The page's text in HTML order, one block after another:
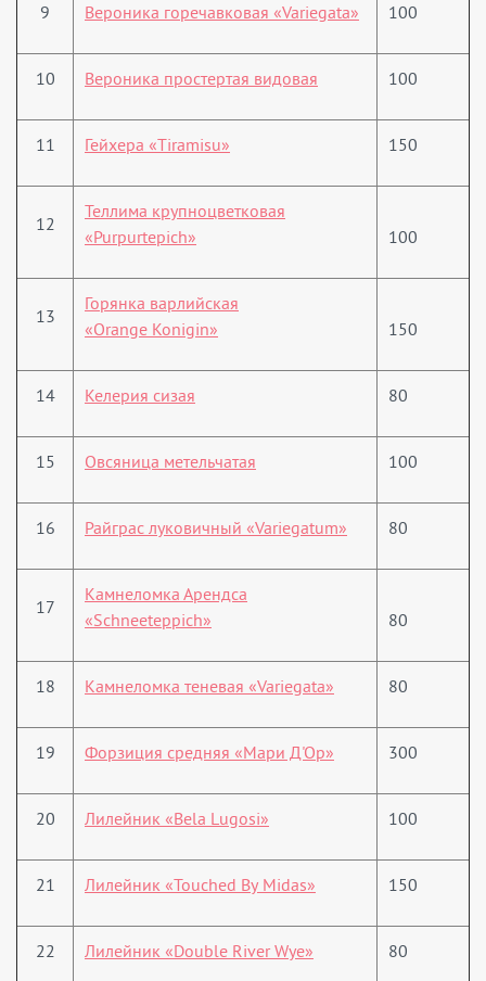
9 Вероника горечавковая «Variegata» 100
10 Вероника простертая видовая 100
11 Гейхера «Tiramisu» 150
12
Теллима крупноцветковая
«Purpurtepich»
100
13
Горянка варлийская
«Orange Konigin»
150
14 Келерия сизая 80
15 Овсяница метельчатая 100
16 Райграс луковичный «Variegatum» 80
17
Камнеломка Арендса
«Schneeteppich»
80
18 Камнеломка теневая «Variegata» 80
19 Форзиция средняя «Мари Д'Ор» 300
20 Лилейник «Bela Lugosi» 100
21 Лилейник «Touched By Midas» 150
22 Лилейник «Double River Wye» 80